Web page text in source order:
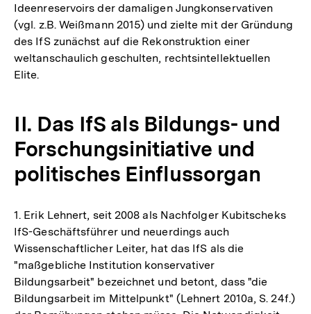
Ideenreservoirs der damaligen Jungkonservativen
(vgl. z.B. Weißmann 2015) und zielte mit der Gründung
des IfS zunächst auf die Rekonstruktion einer
weltanschaulich geschulten, rechtsintellektuellen
Elite.
II. Das IfS als Bildungs- und
Forschungsinitiative und
politisches Einflussorgan
1. Erik Lehnert, seit 2008 als Nachfolger Kubitscheks
IfS-Geschäftsführer und neuerdings auch
Wissenschaftlicher Leiter, hat das IfS als die
"maßgebliche Institution konservativer
Bildungsarbeit" bezeichnet und betont, dass "die
Bildungsarbeit im Mittelpunkt" (Lehnert 2010a, S. 24f.)